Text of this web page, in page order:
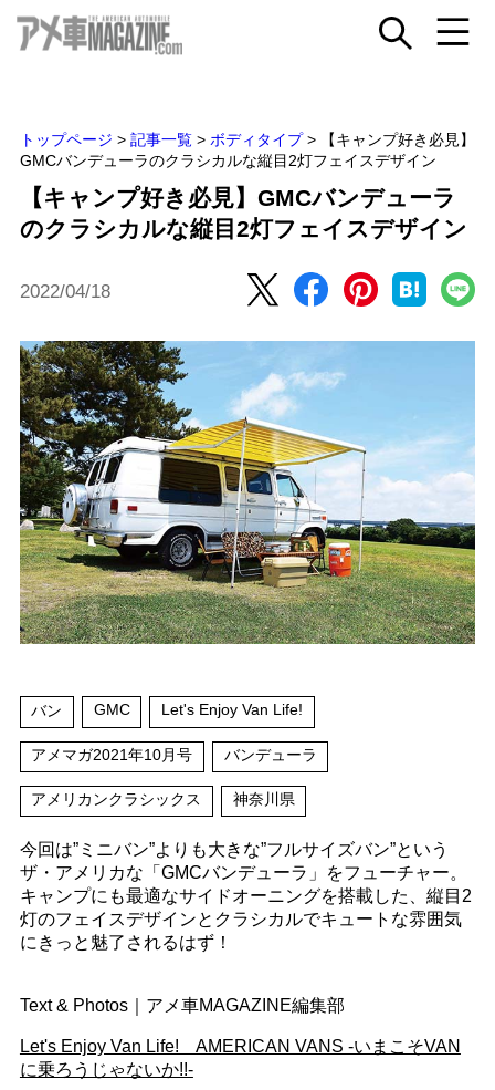
トップページ > 記事一覧 > ボディタイプ >
【キャンプ好き必見】
GMCバンデューラのクラシカルな縦目2灯フェイスデザイン
【キャンプ好き必見】GMCバンデューラ
のクラシカルな縦目2灯フェイスデザイン
2022/04/18
バン GMC Let's Enjoy Van Life!
アメマガ2021年10月号 バンデューラ
アメリカンクラシックス 神奈川県
今回は”ミニバン”よりも大きな”フルサイズバン”という
ザ・アメリカな「GMCバンデューラ」をフューチャー。
キャンプにも最適なサイドオーニングを搭載した、縦目2
灯のフェイスデザインとクラシカルでキュートな雰囲気
にきっと魅了されるはず！
Text & Photos｜アメ車MAGAZINE編集部
Let's Enjoy Van Life! AMERICAN VANS -いまこそVAN
に乗ろうじゃないか!!-